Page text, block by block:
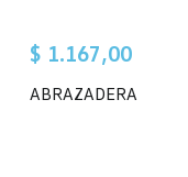
$ 1.167,00
ABRAZADERA